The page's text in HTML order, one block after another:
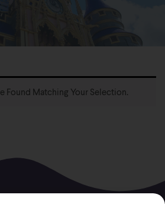
Found Matching Your Selection.